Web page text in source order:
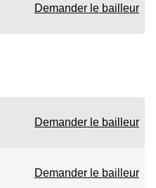
Demander le bailleur
Demander le bailleur
Demander le bailleur